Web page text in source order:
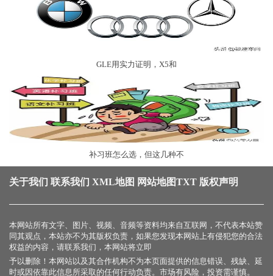
GLE用实力证明，X5和
补习班怎么选，但这几种不
关于我们 联系我们 XML地图 网站地图TXT 版权声明
本网站所有文字、图片、视频、音频等资料均来自互联网，不代表本站赞
同其观点，本站亦不为其版权负责，如果您发现本网站上有侵犯您的合法
权益的内容，请联系我们，本网站将立即
予以删除！本网站以及其合作机构不为本页面提供的信息错误、残缺、延
时或因依靠此信息所采取的任何行动负责。市场有风险，投资需谨慎。